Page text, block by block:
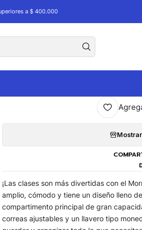
a $ 400.000
L
Morral 3
¡Las clases son más divertidas con el
amplio, cómodo y tiene un diseño lleno
compartimento principal de gran
correas ajustables y un llavero tipo